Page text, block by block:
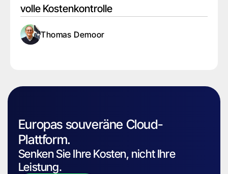
volle Kostenkontrolle
Thomas Demoor
Europas souveräne Cloud-
Plattform.
Senken Sie Ihre Kosten, nicht Ihre
Leistung.